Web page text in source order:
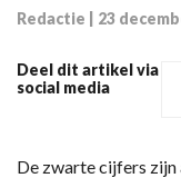
Redactie 23
Deel dit artikel via
social media
De zwarte cijfers zijn